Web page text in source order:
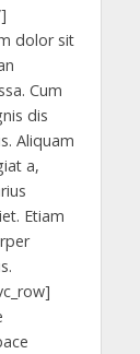
dolor sit
Cum
dis
Aliquam
a,
Etiam